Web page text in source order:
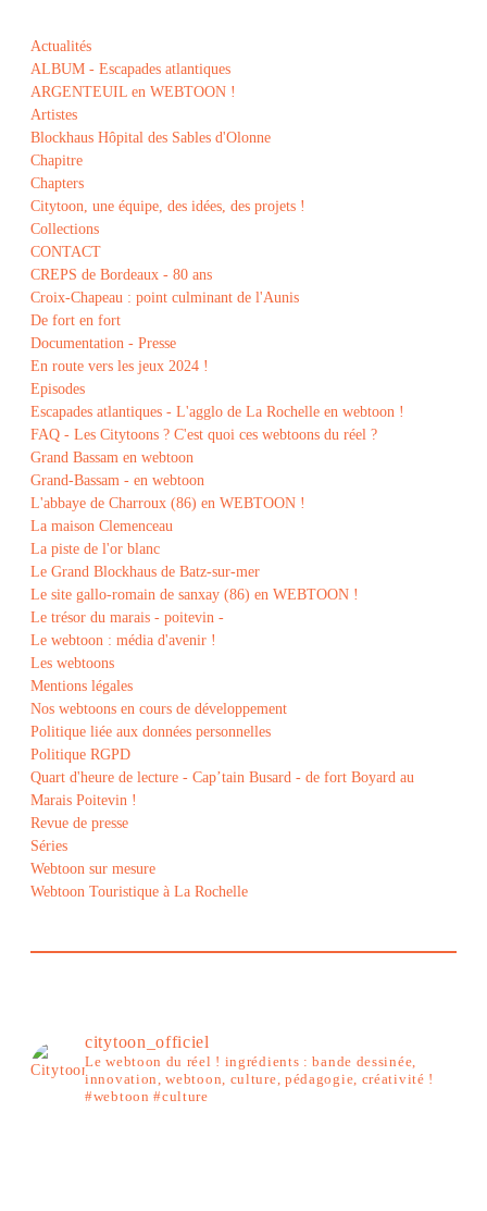
Actualités
ALBUM - Escapades atlantiques
ARGENTEUIL en WEBTOON !
Artistes
Blockhaus Hôpital des Sables d'Olonne
Chapitre
Chapters
Citytoon, une équipe, des idées, des projets !
Collections
CONTACT
CREPS de Bordeaux - 80 ans
Croix-Chapeau : point culminant de l'Aunis
De fort en fort
Documentation - Presse
En route vers les jeux 2024 !
Episodes
Escapades atlantiques - L'agglo de La Rochelle en webtoon !
FAQ - Les Citytoons ? C'est quoi ces webtoons du réel ?
Grand Bassam en webtoon
Grand-Bassam - en webtoon
L'abbaye de Charroux (86) en WEBTOON !
La maison Clemenceau
La piste de l'or blanc
Le Grand Blockhaus de Batz-sur-mer
Le site gallo-romain de sanxay (86) en WEBTOON !
Le trésor du marais - poitevin -
Le webtoon : média d'avenir !
Les webtoons
Mentions légales
Nos webtoons en cours de développement
Politique liée aux données personnelles
Politique RGPD
Quart d'heure de lecture - Cap’tain Busard - de fort Boyard au
Marais Poitevin !
Revue de presse
Séries
Webtoon sur mesure
Webtoon Touristique à La Rochelle
citytoon_officiel
Le webtoon du réel ! ingrédients : bande dessinée,
innovation, webtoon, culture, pédagogie, créativité !
#webtoon #culture